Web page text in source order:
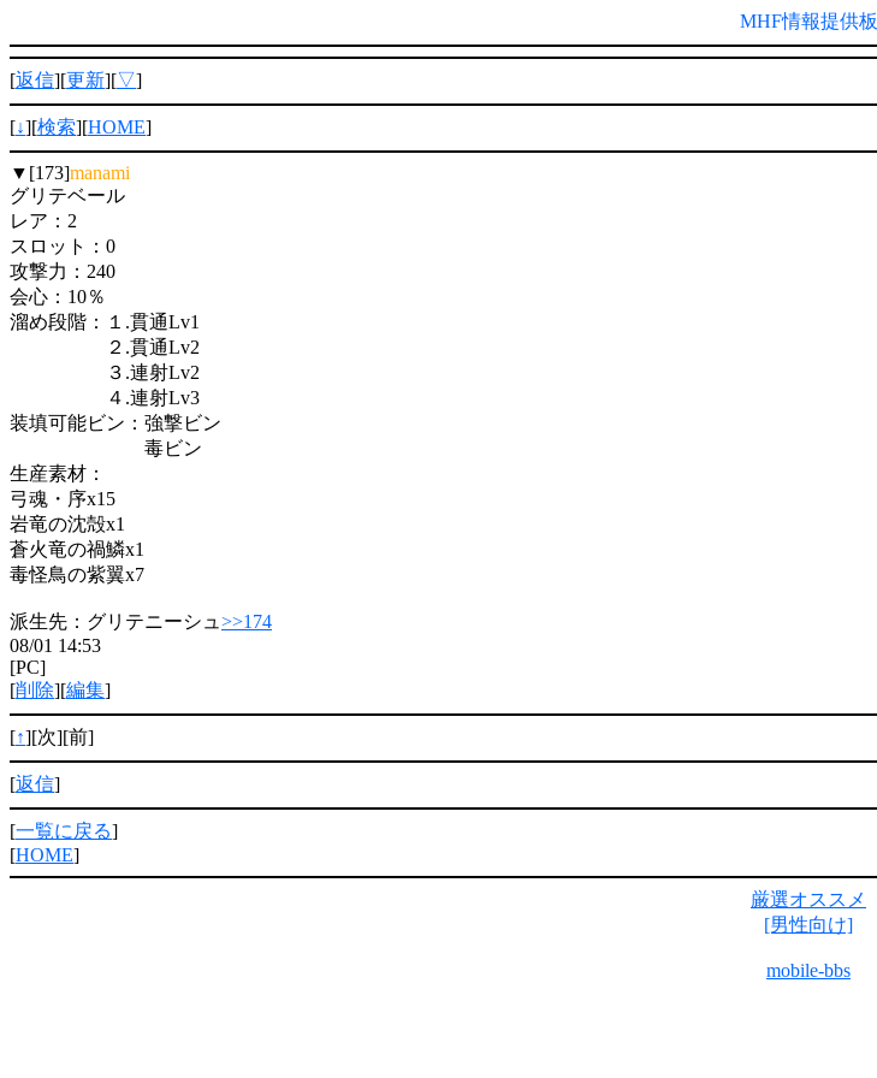
MHF情報提供板
[返信][更新][▽]
[↓][検索][HOME]
▼[173]manami
グリテベール
レア：2
スロット：0
攻撃力：240
会心：10％
溜め段階：１.貫通Lv1
２.貫通Lv2
３.連射Lv2
４.連射Lv3
装填可能ビン：強撃ビン
毒ビン
生産素材：
弓魂・序x15
岩竜の沈殻x1
蒼火竜の禍鱗x1
毒怪鳥の紫翼x7
派生先：グリテニーシュ >>174
08/01 14:53
[PC]
[削除][編集]
[↑][次][前]
[返信]
[一覧に戻る]
[HOME]
厳選オススメ
[男性向け]
mobile-bbs